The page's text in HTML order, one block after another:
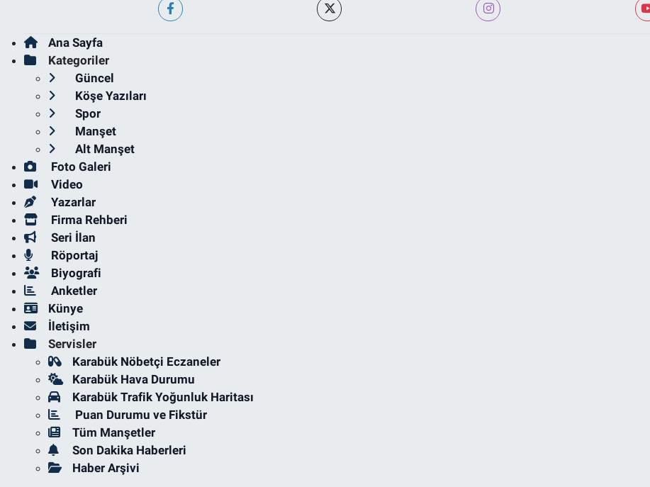
Ana Sayfa
Kategoriler
Güncel
Köşe Yazıları
Spor
Manşet
Alt Manşet
Foto Galeri
Video
Yazarlar
Firma Rehberi
Seri İlan
Röportaj
Biyografi
Anketler
Künye
İletişim
Servisler
Karabük Nöbetçi Eczaneler
Karabük Hava Durumu
Karabük Trafik Yoğunluk Haritası
Puan Durumu ve Fikstür
Tüm Manşetler
Son Dakika Haberleri
Haber Arşivi